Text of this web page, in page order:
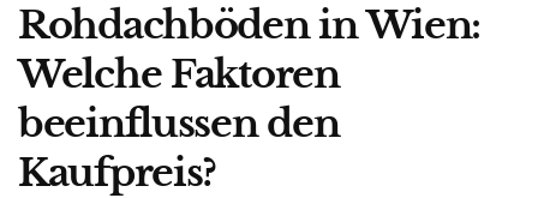
Rohdachböden in Wien:
Welche Faktoren
beeinflussen den
Kaufpreis?